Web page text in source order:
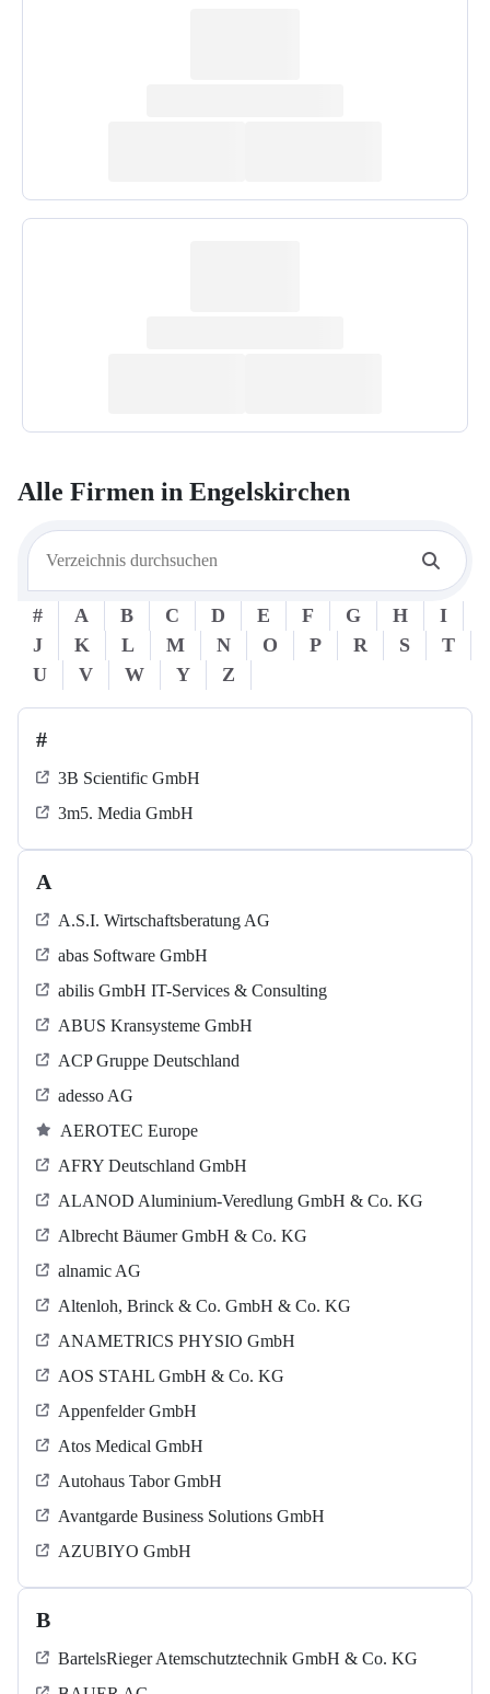
Alle Firmen in Engelskirchen
# A B C D E F G H
I
J
K L M N O P R S
T
U
V W Y Z
#
3B Scientific GmbH
3m5. Media GmbH
A
A.S.I. Wirtschaftsberatung AG
abas Software GmbH
abilis GmbH IT-Services & Consulting
ABUS Kransysteme GmbH
ACP Gruppe Deutschland
adesso AG
AEROTEC Europe
AFRY Deutschland GmbH
ALANOD Aluminium-Veredlung GmbH & Co. KG
Albrecht Bäumer GmbH & Co. KG
alnamic AG
Altenloh, Brinck & Co. GmbH & Co. KG
ANAMETRICS PHYSIO GmbH
AOS STAHL GmbH & Co. KG
Appenfelder GmbH
Atos Medical GmbH
Autohaus Tabor GmbH
Avantgarde Business Solutions GmbH
AZUBIYO GmbH
B
BartelsRieger Atemschutztechnik GmbH & Co. KG